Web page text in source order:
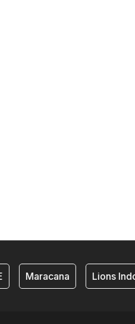
Maracana Lions